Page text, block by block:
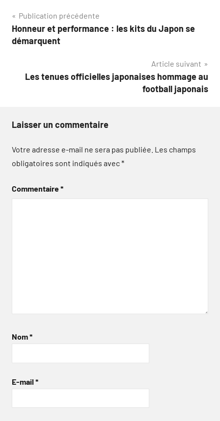
Navigation
de
Publication précédente
Honneur et performance : les kits du Japon se
démarquent
Article suivant
Les tenues officielles japonaises hommage au
football japonais
Laisser un commentaire
Votre adresse e-mail ne sera pas publiée. Les champs
obligatoires sont indiqués avec*
Commentaire*
Nom*
E-mail *